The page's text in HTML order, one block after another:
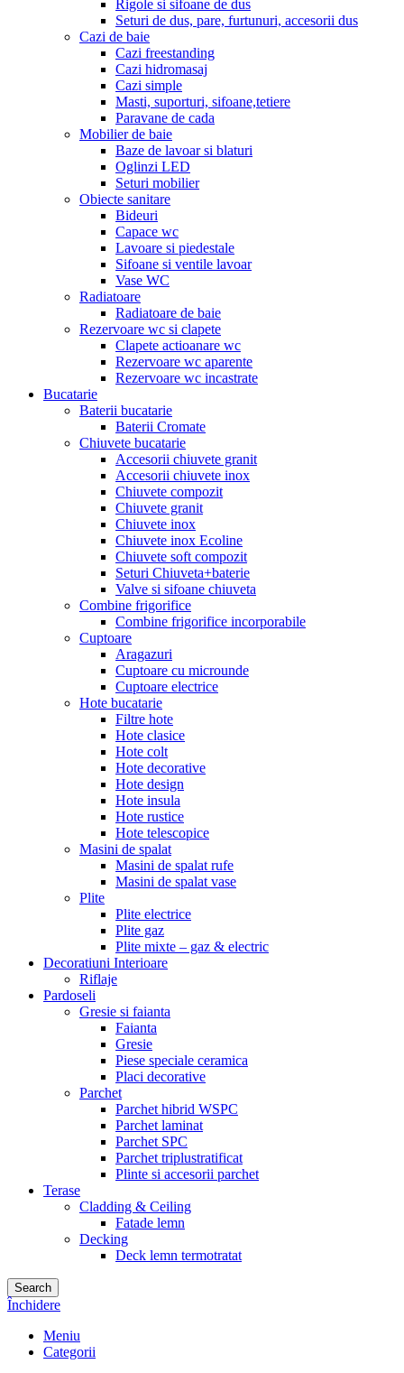
Rigole si sifoane de dus
Seturi de dus, pare, furtunuri, accesorii dus
Cazi de baie
Cazi freestanding
Cazi hidromasaj
Cazi simple
Masti, suporturi, sifoane,tetiere
Paravane de cada
Mobilier de baie
Baze de lavoar si blaturi
Oglinzi LED
Seturi mobilier
Obiecte sanitare
Bideuri
Capace wc
Lavoare si piedestale
Sifoane si ventile lavoar
Vase WC
Radiatoare
Radiatoare de baie
Rezervoare wc si clapete
Clapete actioanare wc
Rezervoare wc aparente
Rezervoare wc incastrate
Bucatarie
Baterii bucatarie
Baterii Cromate
Chiuvete bucatarie
Accesorii chiuvete granit
Accesorii chiuvete inox
Chiuvete compozit
Chiuvete granit
Chiuvete inox
Chiuvete inox Ecoline
Chiuvete soft compozit
Seturi Chiuveta+baterie
Valve si sifoane chiuveta
Combine frigorifice
Combine frigorifice incorporabile
Cuptoare
Aragazuri
Cuptoare cu microunde
Cuptoare electrice
Hote bucatarie
Filtre hote
Hote clasice
Hote colt
Hote decorative
Hote design
Hote insula
Hote rustice
Hote telescopice
Masini de spalat
Masini de spalat rufe
Masini de spalat vase
Plite
Plite electrice
Plite gaz
Plite mixte – gaz & electric
Decoratiuni Interioare
Riflaje
Pardoseli
Gresie si faianta
Faianta
Gresie
Piese speciale ceramica
Placi decorative
Parchet
Parchet hibrid WSPC
Parchet laminat
Parchet SPC
Parchet triplustratificat
Plinte si accesorii parchet
Terase
Cladding & Ceiling
Fatade lemn
Decking
Deck lemn termotratat
Search
Închidere
Meniu
Categorii